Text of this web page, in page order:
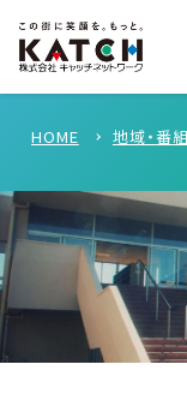
HOME 地域・番